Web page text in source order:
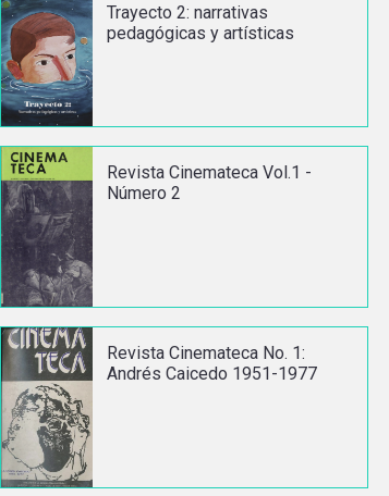
Trayecto 2: narrativas
pedagógicas y artísticas
Revista Cinemateca Vol.1 -
Número 2
Revista Cinemateca No. 1:
Andrés Caicedo 1951-1977